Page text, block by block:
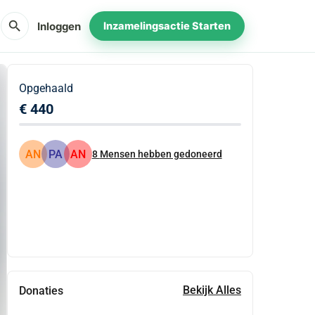
search Inloggen Inzamelingsactie Starten
Opgehaald
€ 440
AN PA AN 8 Mensen hebben gedoneerd
Donaties Bekijk Alles